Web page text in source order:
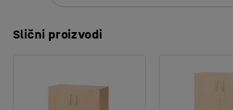
Slični proizvodi